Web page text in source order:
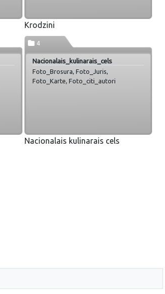
Krodzini
4
Nacionalais_kulinarais_cels
Foto_Brosura, Foto_Juris,
Foto_Karte, Foto_citi_autori
Nacionalais kulinarais cels